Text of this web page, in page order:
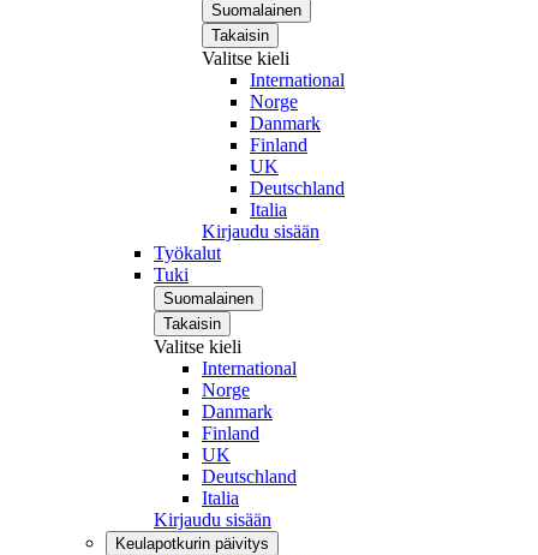
Suomalainen
Takaisin
Valitse kieli
International
Norge
Danmark
Finland
UK
Deutschland
Italia
Kirjaudu sisään
Työkalut
Tuki
Suomalainen
Takaisin
Valitse kieli
International
Norge
Danmark
Finland
UK
Deutschland
Italia
Kirjaudu sisään
Keulapotkurin päivitys